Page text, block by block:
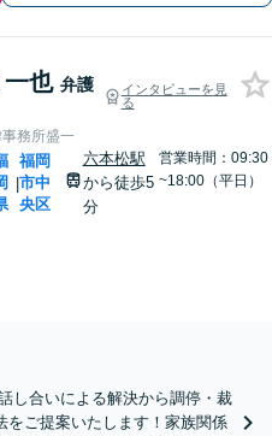
一也 弁護
インタビューを見
る
務所盛一
|
福岡
市中
央区
六本松駅
から徒歩5
分
営業時間：09:30
~18:00（平日）
し合いによる解決から調停・裁
をご提案いたします！家族関係